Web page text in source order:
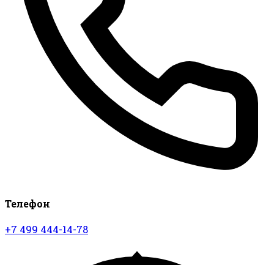
Телефон
+7 499 444-14-78